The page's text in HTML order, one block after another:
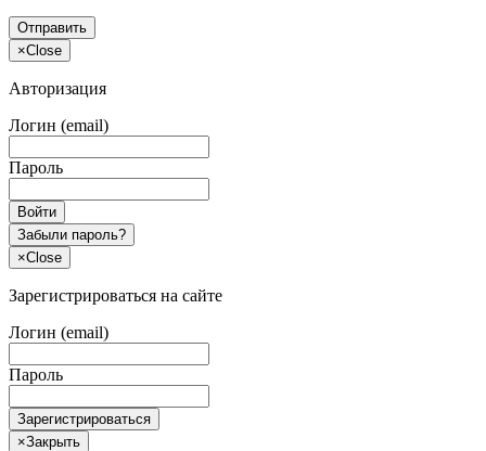
Отправить
×Close
Авторизация
Логин (email)
Пароль
Войти
Забыли пароль?
×Close
Зарегистрироваться на сайте
Логин (email)
Пароль
Зарегистрироваться
×Закрыть